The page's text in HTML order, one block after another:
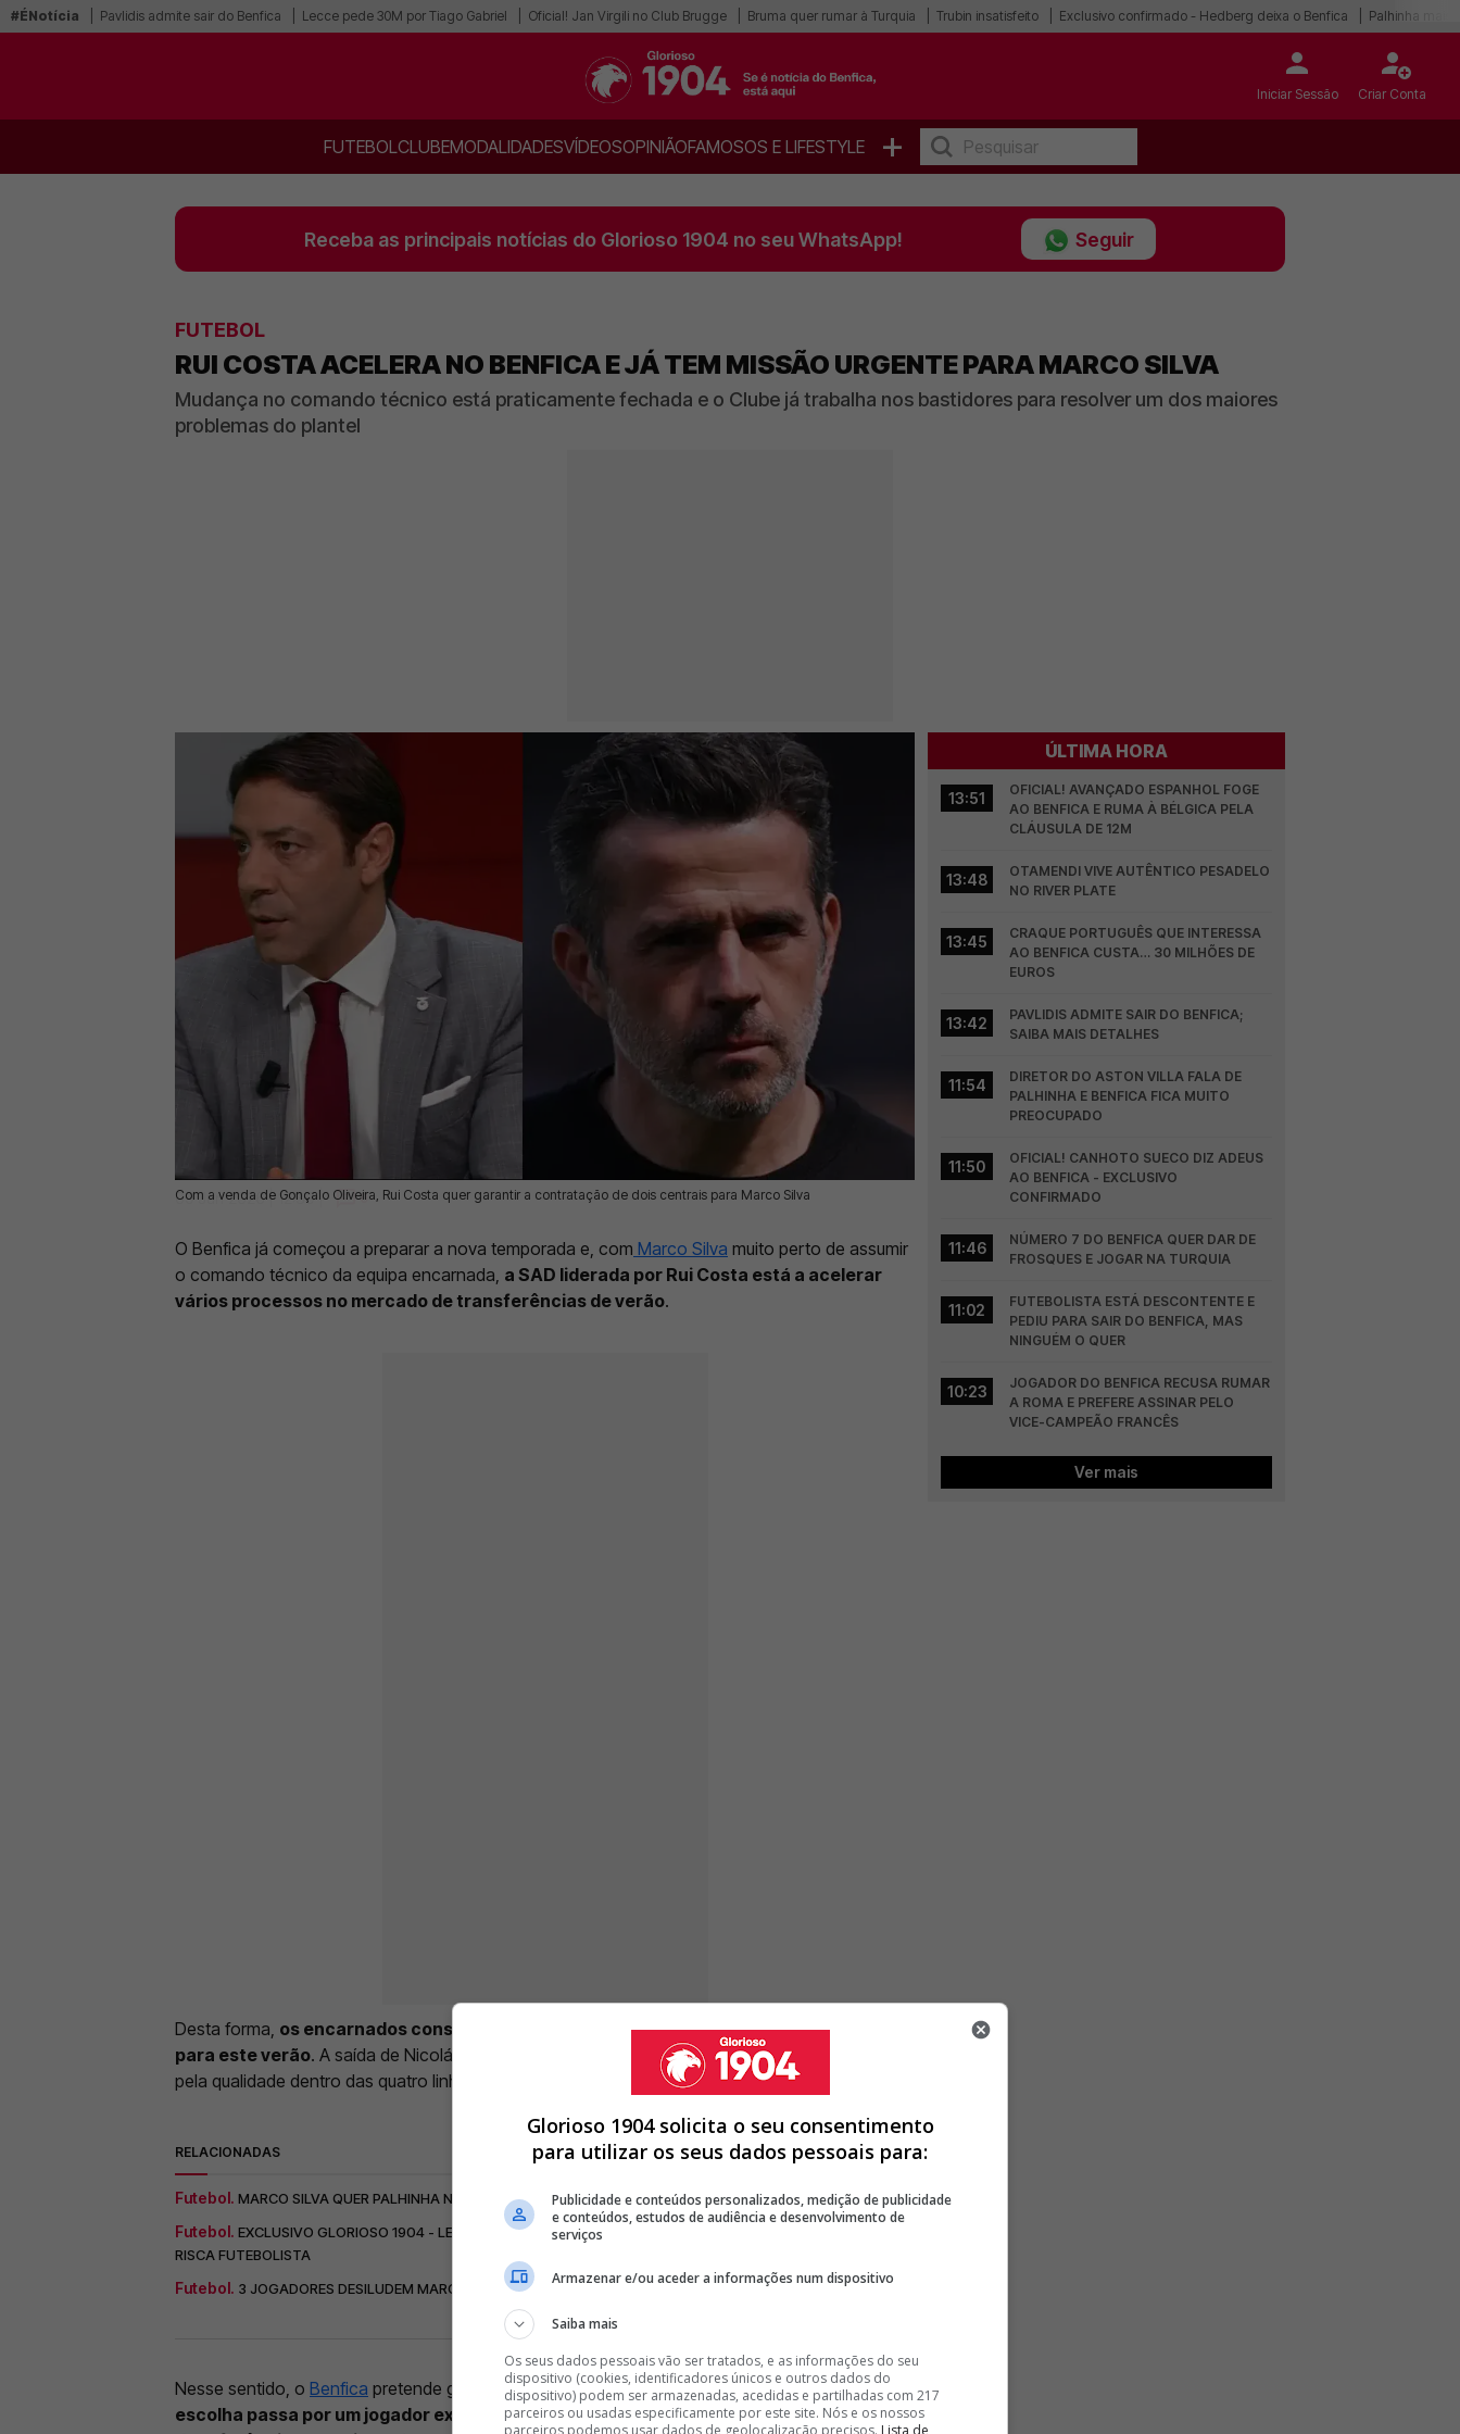
#ÉNotícia Pavlidis admite sair do Benfica Lecce pede 30M por Tiago Gabriel Oficial! Jan Virgili no Club Brugge Bruma quer rumar à Turquia Trubin insatisfeito Exclusivo confirmado - Hedberg deixa o Benfica Palhinha mais
Iniciar Sessão Criar Conta
FUTEBOLCLUBEMODALIDADESVÍDEOSOPINIÃOFAMOSOS E LIFESTYLE +
Receba as principais notícias do Glorioso 1904 no seu WhatsApp! Seguir
FUTEBOL
RUI COSTA ACELERA NO BENFICA E JÁ TEM MISSÃO URGENTE PARA MARCO SILVA
Mudança no comando técnico está praticamente fechada e o Clube já trabalha nos bastidores para resolver um dos maiores
problemas do plantel
Com a venda de Gonçalo Oliveira, Rui Costa quer garantir a contratação de dois centrais para Marco Silva
09 Jun 2026 | 12:39 | 0
O Benfica já começou a preparar a nova temporada e, com Marco Silva muito perto de assumir
o comando técnico da equipa encarnada, a SAD liderada por Rui Costa está a acelerar
vários processos no mercado de transferências de verão.
Desta forma, os encarnados consideram que o eixo defensivo é a principal prioridade
para este verão. A saída de Nicolás Otamendi deixou uma lacuna importante no plantel, tanto
pela qualidade dentro das quatro linhas como pela liderança exercida no balneário.
RELACIONADAS
Futebol. MARCO SILVA QUER PALHINHA NO BENFICA E NEGÓCIO PODE MESMO ACONTECER
Futebol. EXCLUSIVO GLORIOSO 1904 - LESÕES EMPURRAM MÉDIO PARA FORA DO BENFICA; MARCO SILVA
RISCA FUTEBOLISTA
Futebol. 3 JOGADORES DESILUDEM MARCO SILVA E SÃO DESPROMOVIDOS À EQUIPA B DO BENFICA
<
Nesse sentido, o Benfica pretende garantir a contratação de dois defesas centrais. Aprimeira
escolha passa por um jogador experiente, capaz de assumir imediatamente um papel
ÚLTIMA HORA
13:51
OFICIAL! AVANÇADO ESPANHOL FOGE
AO BENFICA E RUMA À BÉLGICA PELA
CLÁUSULA DE 12M
13:48
OTAMENDI VIVE AUTÊNTICO PESADELO
NO RIVER PLATE
13:45
CRAQUE PORTUGUÊS QUE INTERESSA
AO BENFICA CUSTA… 30 MILHÕES DE
EUROS
13:42
PAVLIDIS ADMITE SAIR DO BENFICA;
SAIBA MAIS DETALHES
11:54
DIRETOR DO ASTON VILLA FALA DE
PALHINHA E BENFICA FICA MUITO
PREOCUPADO
11:50
OFICIAL! CANHOTO SUECO DIZ ADEUS
AO BENFICA - EXCLUSIVO
CONFIRMADO
11:46
NÚMERO 7 DO BENFICA QUER DAR DE
FROSQUES E JOGAR NA TURQUIA
11:02
FUTEBOLISTA ESTÁ DESCONTENTE E
PEDIU PARA SAIR DO BENFICA, MAS
NINGUÉM O QUER
10:23
JOGADOR DO BENFICA RECUSA RUMAR
A ROMA E PREFERE ASSINAR PELO
VICE-CAMPEÃO FRANCÊS
Ver mais
Glorioso 1904 solicita o seu consentimento
para utilizar os seus dados pessoais para:
Publicidade e conteúdos personalizados, medição de publicidade
e conteúdos, estudos de audiência e desenvolvimento de
serviços
Armazenar e/ou aceder a informações num dispositivo
Saiba mais
Os seus dados pessoais vão ser tratados, e as informações do seu
dispositivo (cookies, identificadores únicos e outros dados do
dispositivo) podem ser armazenadas, acedidas e partilhadas com 217
parceiros ou usadas especificamente por este site. Nós e os nossos
parceiros podemos usar dados de geolocalização precisos. Lista de